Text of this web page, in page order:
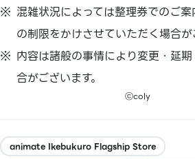
混雑状況によっては整理券でのご
の制限をかけさせていただく場合が
内容は諸般の事情により変更・延
合がございます。
ⓒcoly
animate Ikebukuro Flagship Store